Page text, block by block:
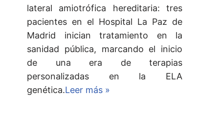
lateral amiotrófica hereditaria: tres
pacientes en el Hospital La Paz de
Madrid inician tratamiento en la
sanidad pública, marcando el inicio
de una era de terapias
personalizadas en la ELA
genética.Leer más »